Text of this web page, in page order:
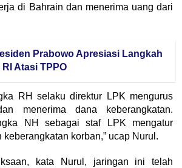
di Bahrain dan menerima uang dari
Prabowo Apresiasi Langkah
Atasi TPPO
RH selaku direktur LPK mengurus
menerima dana keberangkatan.
NH sebagai staf LPK mengatur
korban,” ucap Nurul.
kata Nurul, jaringan ini telah